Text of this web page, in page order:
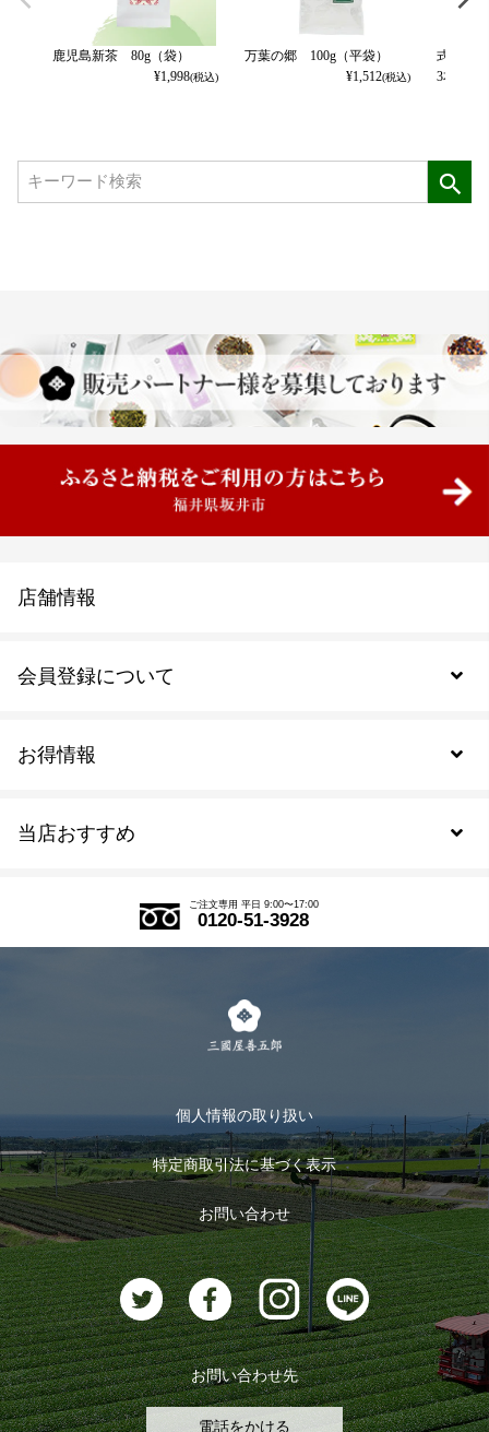
鹿児島新茶 80g（袋）
¥1,998(税込)
万葉の郷 100g（平袋）
¥1,512(税込)
式部の
3本パッ
当店おすすめ
式部の香りシリーズ
お茶のギフト
おすすめのお茶
お茶に合うスイーツ
お得情報
会員登録について
会員規約について
ログイン
ログアウト
店舗情報
ご注文専用 平日 9:00〜17:00
0120-51-3928
個人情報の取り扱い
特定商取引法に基づく表示
お問い合わせ
お問い合わせ先
電話をかける